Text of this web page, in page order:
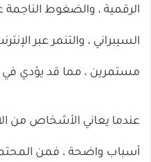
الرقمية ، والضغوط الناجمة
السيبراني ، والتنمر عبر
مستمرين ، مما قد يؤدي في
عندما يعاني الأشخاص من
أسباب واضحة ، فمن